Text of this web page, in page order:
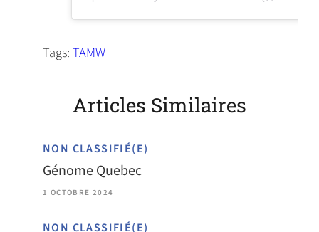
Tags:TAMW
Articles Similaires
NON CLASSIFIÉ(E)
Génome Quebec
1 OCTOBRE 2024
NON CLASSIFIÉ(E)